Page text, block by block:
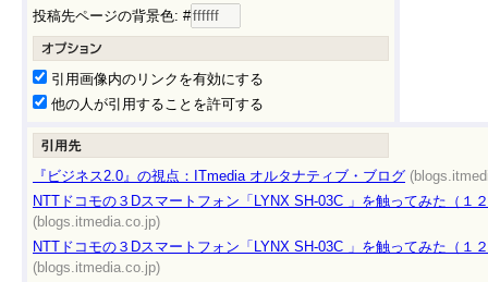
投稿先ページの背景色: #
引用画像内のリンクを有効にする
他の人が引用することを許可する
『ビジネス2.0』の視点：ITmedia オルタナティブ・ブログ
NTTドコモの３Dスマートフォン「LYNX SH-03C 」を触ってみた（
(blogs.itmedia.co.jp)
NTTドコモの３Dスマートフォン「LYNX SH-03C 」を触ってみた（
(blogs.itmedia.co.jp)